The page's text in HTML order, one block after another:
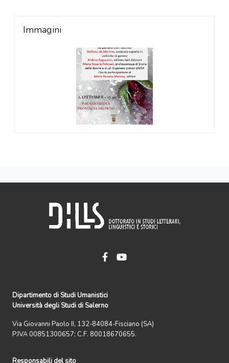
Immagini
Dipartimento di Studi Umanistici
Università degli Studi di Salerno
Via Giovanni Paolo II, 132-84084-Fisciano (SA)
P.IVA 00851300657; C.F. 80018670655.
Responsabili del sito